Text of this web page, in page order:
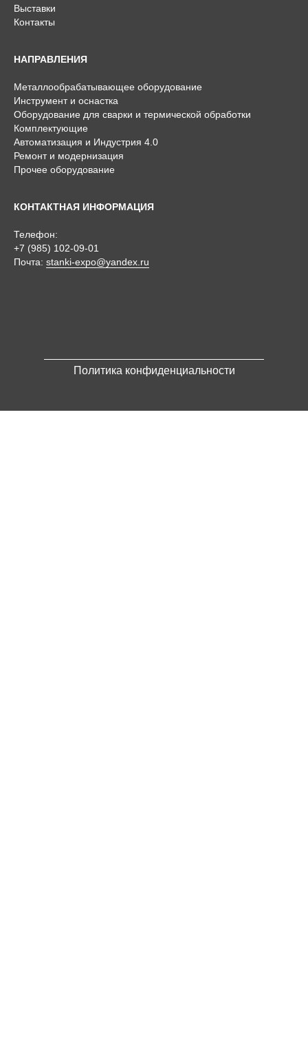
Выставки
Контакты
НАПРАВЛЕНИЯ
Металлообрабатывающее оборудование
Инструмент и оснастка
Оборудование для сварки и термической обработки
Комплектующие
Автоматизация и Индустрия 4.0
Ремонт и модернизация
Прочее оборудование
КОНТАКТНАЯ ИНФОРМАЦИЯ
Телефон:
+7 (985) 102-09-01
Почта: stanki-expo@yandex.ru
Политика конфиденциальности